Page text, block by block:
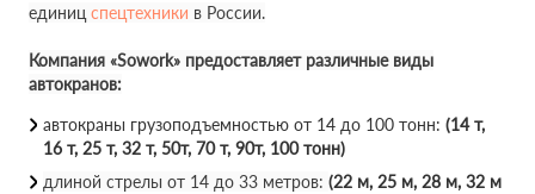
единиц спецтехники в России.
Компания «Sowork» предоставляет различные виды
автокранов:
автокраны грузоподъемностью от 14 до 100 тонн: (14 т,
16 т, 25 т, 32 т, 50т, 70 т, 90т, 100 тонн)
длиной стрелы от 14 до 33 метров: (22 м, 25 м, 28 м, 32 м